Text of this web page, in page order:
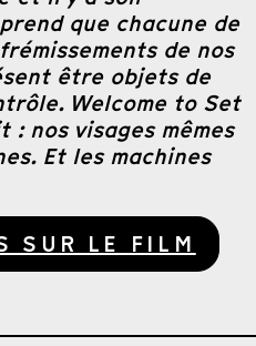
que chacune de
de nos
être objets de
Welcome to Set
nos visages mêmes
Et les machines
SUR LE FILM